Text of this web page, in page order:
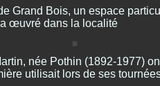
Grand Bois, un espace
œuvré dans la localité
née Pothin (1892-1977)
utilisait lors de ses